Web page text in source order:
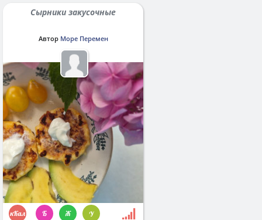
Сырники закусочные
Автор Море Перемен